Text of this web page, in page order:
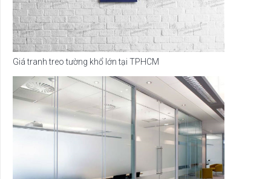
Giá tranh treo tường khổ lớn tại TPHCM